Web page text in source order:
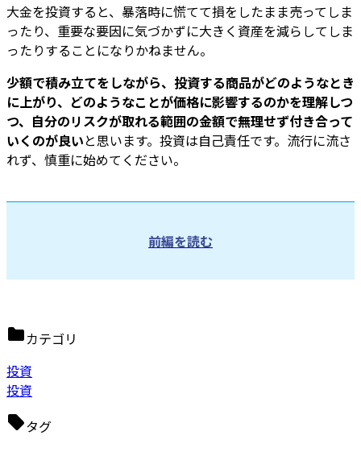
大金を投資すると、暴落時に慌てて損をしたまま売ってしま
ったり、重要な要因に気づかずに大きく資産を減らしてしま
ったりすることになりかねません。
少額で積み立てをしながら、投資する商品がどのようなとき
に上がり、どのようなことが価格に影響するのかを理解しつ
つ、自分のリスクが取れる範囲の金額で無理せず付き合って
いくのが良いと思います。投資は自己責任です。流行に流さ
れず、慎重に始めてください。
前編を読む
カテゴリ
投資
投資
タグ